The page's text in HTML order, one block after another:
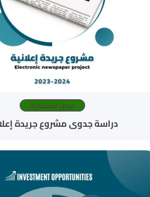
فرص استثمارية
دراسة جدوى مشروع جريدة